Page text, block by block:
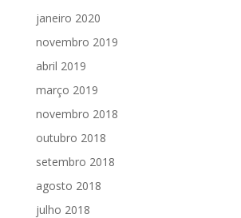
janeiro 2020
novembro 2019
abril 2019
março 2019
novembro 2018
outubro 2018
setembro 2018
agosto 2018
julho 2018